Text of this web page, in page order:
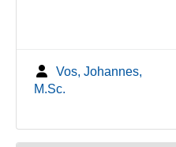
Vos, Johannes,
M.Sc.